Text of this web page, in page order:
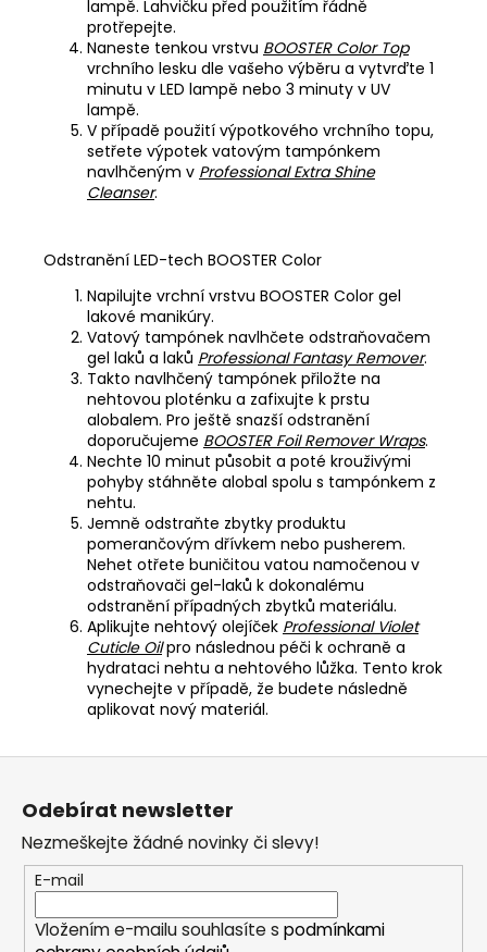
lampě. Lahvičku před použitím řádně
protřepejte.
Naneste tenkou vrstvu BOOSTER Color Top
vrchního lesku dle vašeho výběru a vytvrďte 1
minutu v LED lampě nebo 3 minuty v UV
lampě.
V případě použití výpotkového vrchního topu,
setřete výpotek vatovým tampónkem
navlhčeným v Professional Extra Shine
Cleanser.
Odstranění LED-tech BOOSTER Color
Napilujte vrchní vrstvu BOOSTER Color gel
lakové manikúry.
Vatový tampónek navlhčete odstraňovačem
gel laků a laků Professional Fantasy Remover.
Takto navlhčený tampónek přiložte na
nehtovou ploténku a zafixujte k prstu
alobalem. Pro ještě snazší odstranění
doporučujeme BOOSTER Foil Remover Wraps.
Nechte 10 minut působit a poté krouživými
pohyby stáhněte alobal spolu s tampónkem z
nehtu.
Jemně odstraňte zbytky produktu
pomerančovým dřívkem nebo pusherem.
Nehet otřete buničitou vatou namočenou v
odstraňovači gel-laků k dokonalému
odstranění případných zbytků materiálu.
Aplikujte nehtový olejíček Professional Violet
Cuticle Oilpro následnou péči k ochraně a
hydrataci nehtu a nehtového lůžka. Tento krok
vynechejte v případě, že budete následně
aplikovat nový materiál.
Z
Odebírat newsletter
Nezmeškejte žádné novinky či slevy!
E-mail
Vložením e-mailu souhlasíte s podmínkami